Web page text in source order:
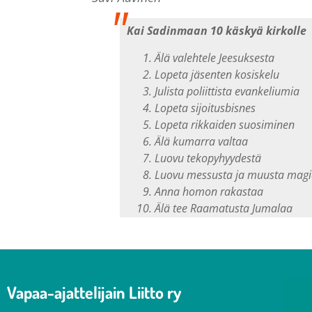
Kai Sadinmaan 10 käskyä kirkolle
Älä valehtele Jeesuksesta
Lopeta jäsenten kosiskelu
Julista poliittista evankeliumia
Lopeta sijoitusbisnes
Lopeta rikkaiden suosiminen
Älä kumarra valtaa
Luovu tekopyhyydestä
Luovu messusta ja muusta
Anna homon rakastaa
Älä tee Raamatusta Jumalaa
Vapaa-ajattelijain Liitto ry